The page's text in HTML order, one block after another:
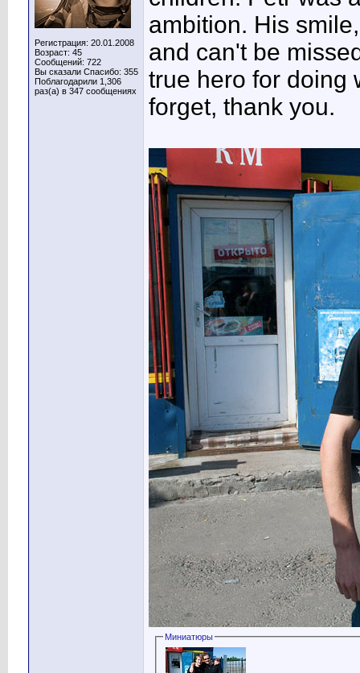
Регистрация: 20.01.2008
Возраст: 45
Сообщений: 722
Вы сказали Спасибо: 355
Поблагодарили 1,306
раз(а) в 347 сообщениях
ambition. His
and can't be
true hero for doing
forget, thank you.
Миниатюры